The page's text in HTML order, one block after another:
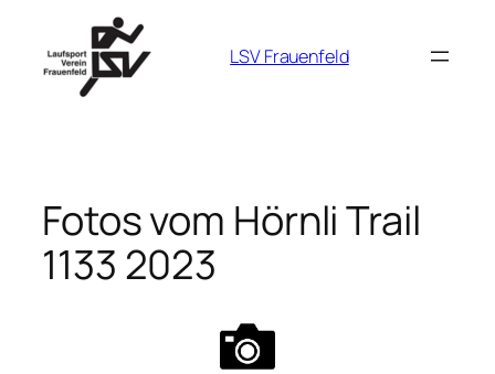
springen
LSV Frauenfeld
Fotos vom Hörnli Trail
1133 2023